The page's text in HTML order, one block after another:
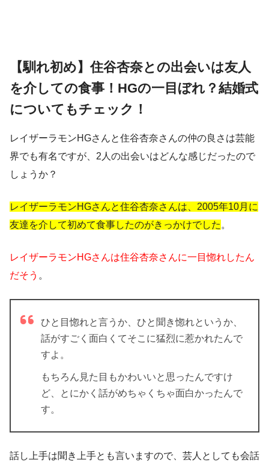
【馴れ初め】住谷杏奈との出会いは友人
を介しての食事！HGの一目ぼれ？結婚式
についてもチェック！
レイザーラモンHGさんと住谷杏奈さんの仲の良さは芸能
界でも有名ですが、2人の出会いはどんな感じだったので
しょうか？
レイザーラモンHGさんと住谷杏奈さんは、2005年10月に
友達を介して初めて食事したのがきっかけでした 。
レイザーラモンHGさんは住谷杏奈さんに一目惚れしたん
だそう 。
ひと目惚れと言うか、ひと聞き惚れというか、
話がすごく面白くてそこに猛烈に惹かれたんで
すよ。
もちろん見た目もかわいいと思ったんですけ
ど、とにかく話がめちゃくちゃ面白かったんで
す。
話し上手は聞き上手とも言いますので、芸人としても会話